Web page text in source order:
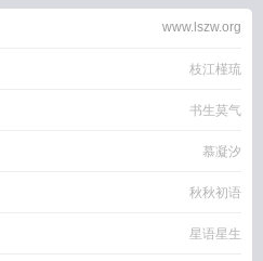
www.lszw.org
枝江槿琉
书生莫气
慕凝汐
秋秋初语
星语星生